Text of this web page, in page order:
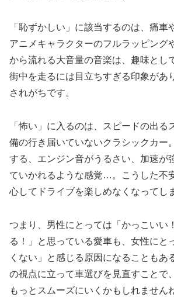
「恥ずかしい」に該当するのは、痛車
アニメキャラクターのフルラッピング
から流れる大音量の音楽は、趣味とし
街中を走るには目立ちすぎる印象があ
されがちです。
「怖い」に入るのは、スピードの出る
備の行き届いていないクラシックカー
する、エンジン音がうるさい、加速が
ていかれるような感覚…。こうした不
心してドライブを楽しめなくなってし
つまり、男性にとっては「かっこいい
る！」と思っている愛車も、女性にと
くない」と感じる原因になることもあ
の視点に立って車選びを見直すことで
もっとスムーズにいくかもしれません